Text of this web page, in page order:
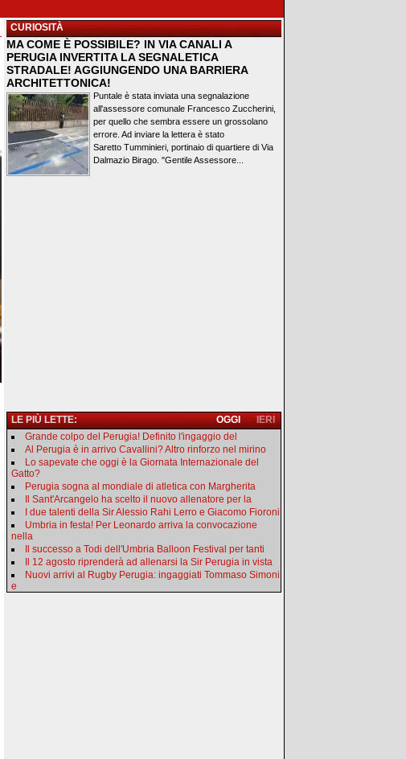
CURIOSITÀ
MA COME È POSSIBILE? IN VIA CANALI A
PERUGIA INVERTITA LA SEGNALETICA
STRADALE! AGGIUNGENDO UNA BARRIERA
ARCHITETTONICA!
Puntale è stata inviata una segnalazione
all'assessore comunale Francesco Zuccherini,
per quello che sembra essere un grossolano
errore. Ad inviare la lettera è stato
Saretto Tumminieri, portinaio di quartiere di Via
Dalmazio Birago. "Gentile Assessore...
LE PIÙ LETTE: IERI
OGGI
Grande colpo del Perugia! Definito l'ingaggio del
Al Perugia è in arrivo Cavallini? Altro rinforzo nel mirino
Lo sapevate che oggi è la Giornata Internazionale del
Gatto?
Perugia sogna al mondiale di atletica con Margherita
Il Sant'Arcangelo ha scelto il nuovo allenatore per la
I due talenti della Sir Alessio Rahi Lerro e Giacomo Fioroni
Umbria in festa! Per Leonardo arriva la convocazione
nella
Il successo a Todi dell'Umbria Balloon Festival per tanti
Il 12 agosto riprenderà ad allenarsi la Sir Perugia in vista
Nuovi arrivi al Rugby Perugia: ingaggiati Tommaso Simoni
e